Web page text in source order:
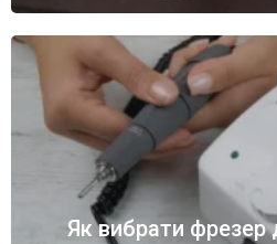
Як вибрати фрезер